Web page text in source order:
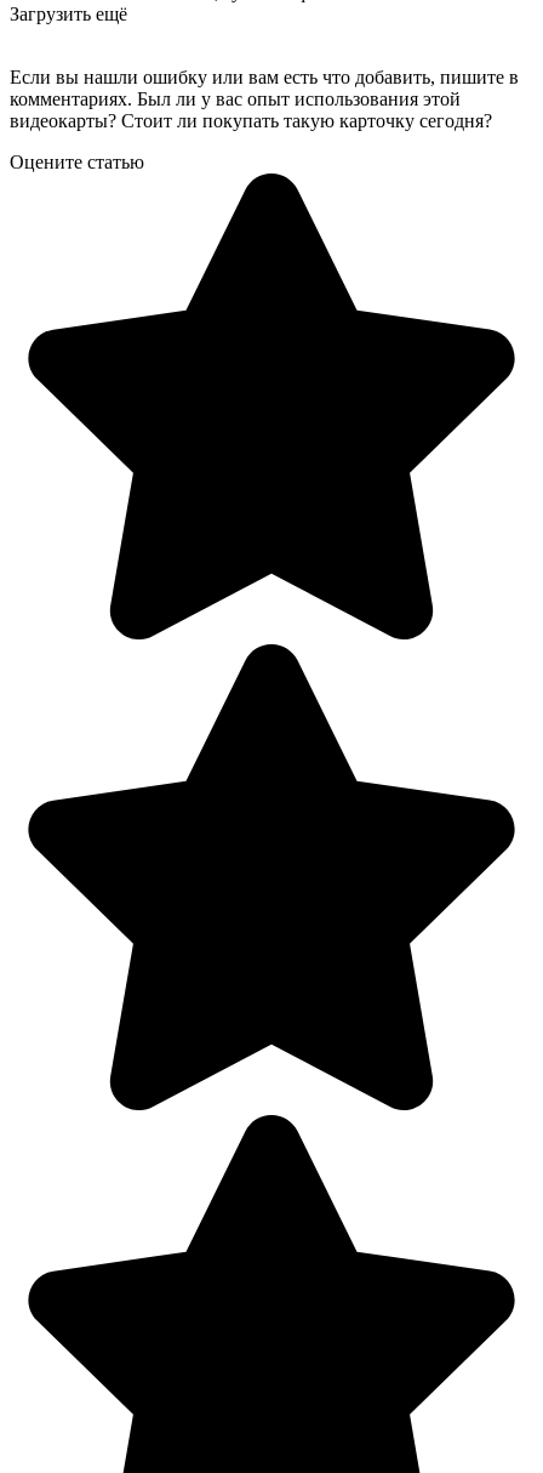
Загрузить ещё
Если вы нашли ошибку или вам есть что добавить, пишите в
комментариях. Был ли у вас опыт использования этой
видеокарты? Стоит ли покупать такую карточку сегодня?
Оцените статью